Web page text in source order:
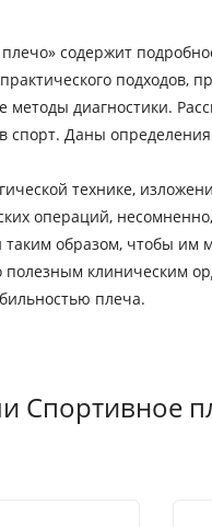
содержит
диагностики.
Даны
технике,
операций,
образом, чтобы
полезным
плеча.
Спортивное